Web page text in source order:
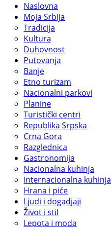
Naslovna
Moja Srbija
Tradicija
Kultura
Duhovnost
Putovanja
Banje
Etno turizam
Nacionalni parkovi
Planine
Turistički centri
Republika Srpska
Crna Gora
Razglednica
Gastronomija
Nacionalna kuhinja
Internacionalna kuhinja
Hrana i piće
Ljudi i dogadjaji
Život i stil
Lepota i moda